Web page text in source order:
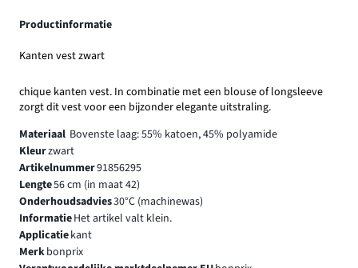
Productinformatie
Kanten vest zwart
chique kanten vest. In combinatie met een blouse of longsleeve
zorgt dit vest voor een bijzonder elegante uitstraling.
Materiaal Bovenste laag: 55% katoen, 45% polyamide
Kleurzwart
Artikelnummer91856295
Lengte56 cm (in maat 42)
Onderhoudsadvies30°C (machinewas)
InformatieHet artikel valt klein.
Applicatiekant
Merkbonprix